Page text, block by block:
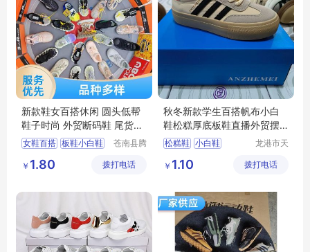
新款鞋女百搭休闲 圆头低帮
鞋子时尚 外贸断码鞋 尾货处
理鞋
女鞋百搭 板鞋小白鞋
小白鞋时尚百搭
苍南县腾
务商行
￥ 1.80 拨打电话
秋冬新款学生百搭帆布小白
鞋松糕厚底板鞋直播外贸摆
地摊休闲女鞋
松糕鞋 小白鞋
龙港市天
￥ 1.10 拨打电话